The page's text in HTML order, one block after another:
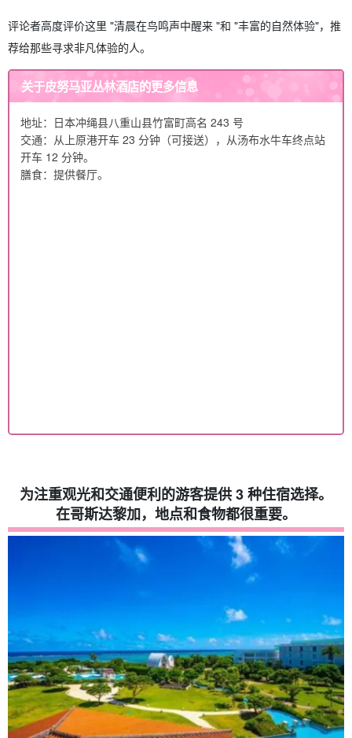
评论者高度评价这里 "清晨在鸟鸣声中醒来 "和 "丰富的自然体验"，推
荐给那些寻求非凡体验的人。
关于皮努马亚丛林酒店的更多信息
地址：日本冲绳县八重山县竹富町高名 243 号
交通：从上原港开车 23 分钟（可接送），从汤布水牛车终点站
开车 12 分钟。
膳食：提供餐厅。
为注重观光和交通便利的游客提供 3 种住宿选择。
在哥斯达黎加，地点和食物都很重要。